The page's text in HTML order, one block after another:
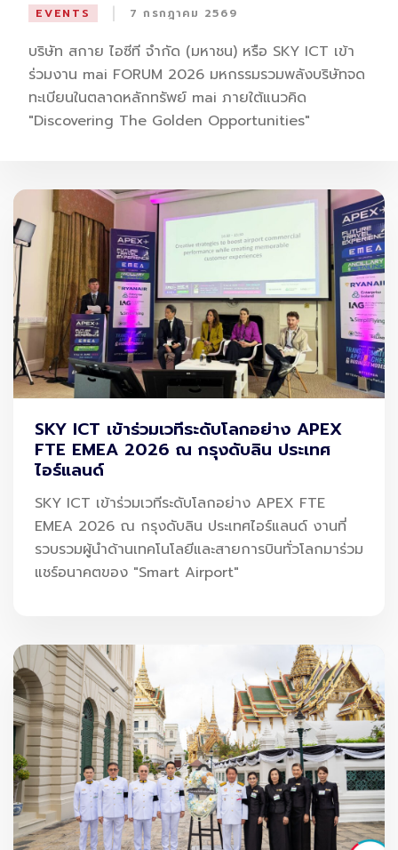
EVENTS | 7 กรกฎาคม 2569
บริษัท สกาย ไอซีที จำกัด (มหาชน) หรือ SKY ICT เข้า
ร่วมงาน mai FORUM 2026 มหกรรมรวมพลังบริษัทจด
ทะเบียนในตลาดหลักทรัพย์ mai ภายใต้แนวคิด
"Discovering The Golden Opportunities"
SKY ICT เข้าร่วมเวทีระดับโลกอย่าง APEX
FTE EMEA 2026 ณ กรุงดับลิน ประเทศ
ไอร์แลนด์
SKY ICT เข้าร่วมเวทีระดับโลกอย่าง APEX FTE
EMEA 2026 ณ กรุงดับลิน ประเทศไอร์แลนด์ งานที่
รวบรวมผู้นำด้านเทคโนโลยีและสายการบินทั่วโลกมาร่วม
แชร์อนาคตของ "Smart Airport"